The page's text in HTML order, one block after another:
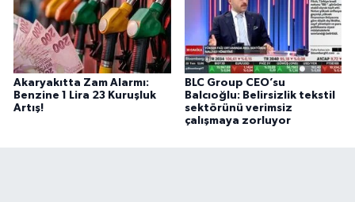
Akaryakıtta Zam Alarmı:
Benzine 1 Lira 23 Kuruşluk
Artış!
BLC Group CEO’su
Balcıoğlu: Belirsizlik tekstil
sektörünü verimsiz
çalışmaya zorluyor